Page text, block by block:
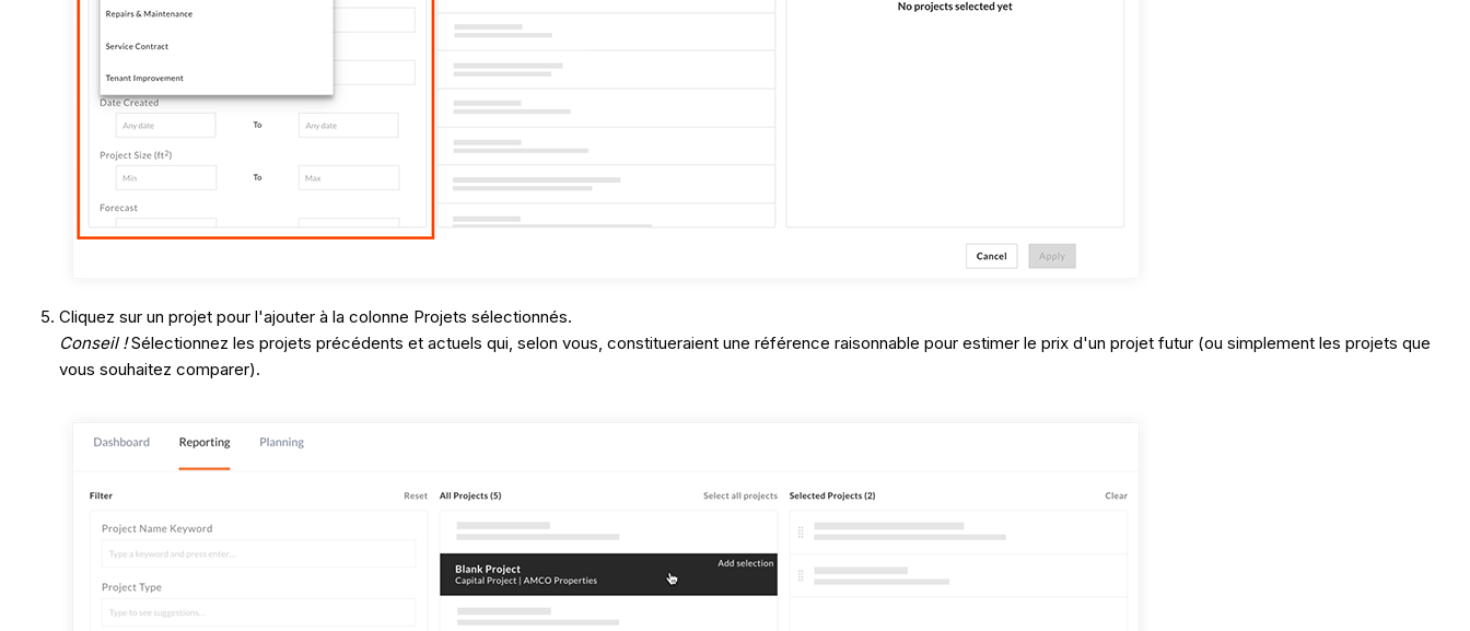
Cliquez sur un projet pour l'ajouter à la colonne Projets sélectionnés.
Conseil !Sélectionnez les projets précédents et actuels qui, selon vous, constitueraient une référence raisonnable pour estimer le prix d'un projet futur (ou simplement les projets que
vous souhaitez comparer).